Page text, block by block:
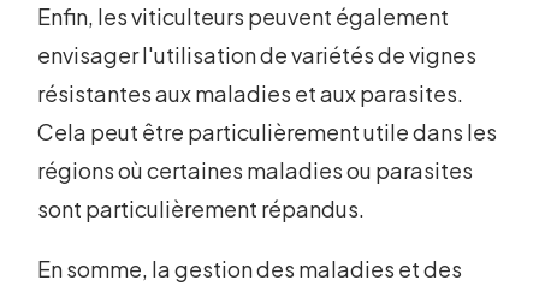
Enfin, les viticulteurs peuvent également
envisager l'utilisation de variétés de vignes
résistantes aux maladies et aux parasites.
Cela peut être particulièrement utile dans les
régions où certaines maladies ou parasites
sont particulièrement répandus.
En somme, la gestion des maladies et des